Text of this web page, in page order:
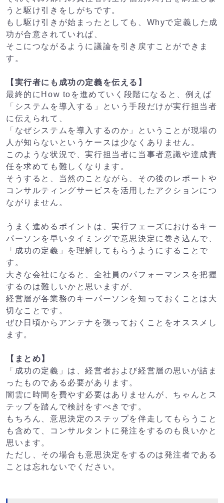
うと駆け引きをしがちです。
もし駆け引きが始まったとしても、Whyで定義した成
功が合意されていれば、
そこにつながるように議論を引き戻すことができま
す。
【実行者にも成功の定義を伝える】
最終的にHow toを進めていく段階になると、例えば
「システムを導入する」という手段だけが実行担当者
に伝えられて、
「なぜシステムを導入するのか」ということが現場の
人が知らないというケースは少なくありません。
このような状況で、実行担当者に当事者意識や達成責
任を求めても難しくなります。
そうすると、当然のことながら、その後のレポートや
コンサルティングサービスを活用したアクションにつ
ながりません。
うまく進めるポイントは、実行フェーズにおけるキー
パーソンを早いタイミングで意思決定に巻き込んで、
「成功の定義」を理解してもらうようにすることで
す。
大きな会社になると、全社員のパフォーマンスを把握
するのは難しいかと思いますが、
経営層が各業務のキーパーソンを知っておくことは大
切なことです。
ぜひ日頃からアンテナを張っておくことをオススメし
ます。
【まとめ】
「成功の定義」は、経営者および経営層の思いが詰ま
ったものである必要があります。
闇雲に時間を費やす必要はありませんが、ちゃんとス
テップを踏んで検討をすべきです。
もちろん、意思決定のステップを伴走してもらうこと
も含めて、コンサルタントに発注をするのも良いかと
思います。
ただし、その場合も意思決定をするのは発注者である
ことは忘れないでください。